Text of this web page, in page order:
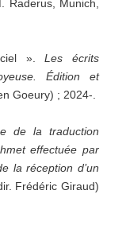
Raderus, Munich,
ciel ».Les écrits
Édition et
Goeury) ; 2024-.
de la traduction
effectuée par
la réception d’un
Frédéric Giraud)